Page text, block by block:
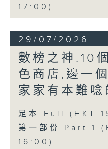
17:00)
29/07/2026
數榜之神:10
色商店,邊一
家家有本難唸
足本 Full (HKT
第一部份 Part 1
16:00)